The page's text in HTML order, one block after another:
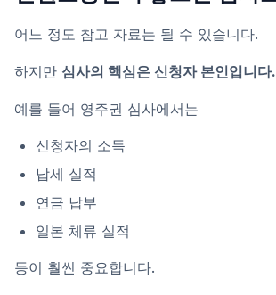
어느 정도 참고 자료는 될 수 있습니다.
하지만 심사의 핵심은 신청자 본인입니다.
예를 들어 영주권 심사에서는
신청자의 소득
납세 실적
연금 납부
일본 체류 실적
등이 훨씬 중요합니다.